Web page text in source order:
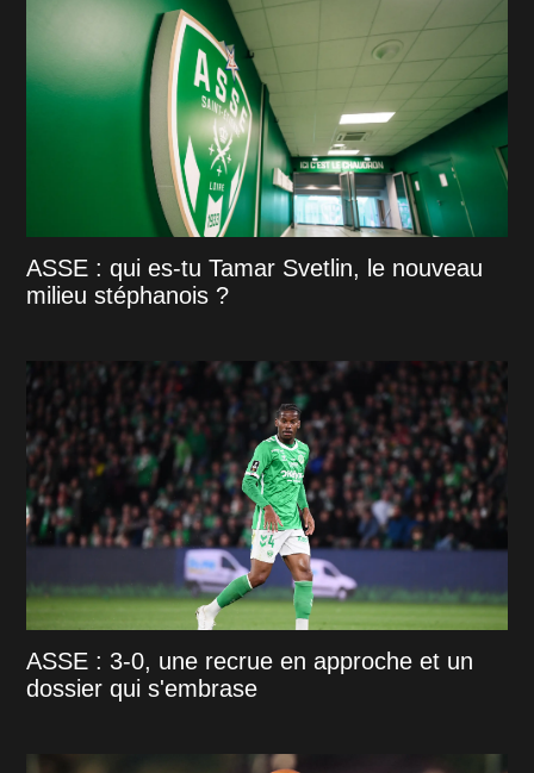
ASSE : qui es-tu Tamar Svetlin, le nouveau
milieu stéphanois ?
ASSE : 3-0, une recrue en approche et un
dossier qui s'embrase